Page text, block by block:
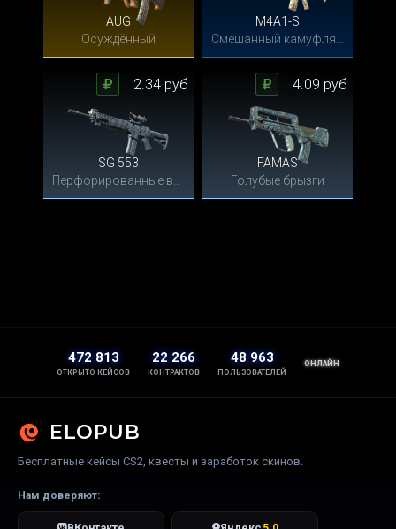
AUG
Осуждённый
M4A1-S
SG 553
2.34 руб
FAMAS
Голубые брызги
4.09 руб
472 813
ОТКРЫТО КЕЙСОВ
22 266
КОНТРАКТОВ
48 963
ПОЛЬЗОВАТЕЛЕЙ
ОНЛАЙН
ELOPUB
Бесплатные кейсы CS2, квесты и заработок скинов.
Нам доверяют: